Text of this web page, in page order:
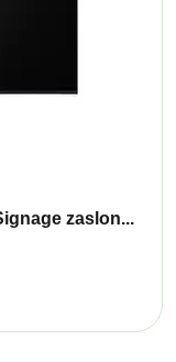
zaslon...